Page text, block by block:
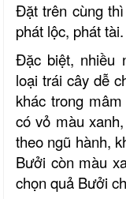
Đặt trên cùng
phát lộc, phát tài.
Đặc biệt, nhiều
loại trái cây dễ
khác trong
có vỏ màu
theo ngũ hành,
Bưởi còn màu
chọn quả Bưởi